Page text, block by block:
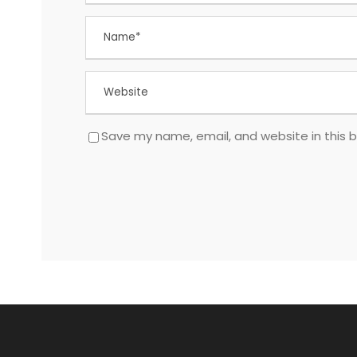
Save my name, email, and website in